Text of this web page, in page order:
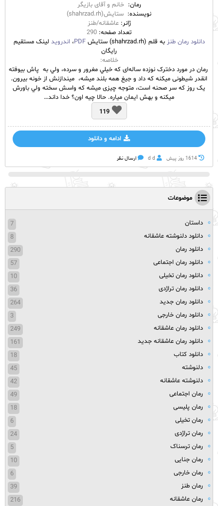
رمان:خانم و آقای بازیگر
نویسنده: ستایش(shahrzad.rh)
ژانر:عاشقانه/طنز
تعداد صفحه: 290
دانلود رمان طنز به قلم (shahrzad.rh) ستایش PDF، اندروید لینک مستقیم
رایگان
خلاصه:
رمان در مورد دخترک نوزده ساله‌ای كه خيلي مغرور و سرده، ولي به پاش بيوفته
انقدر شيطونی ميكنه كه داد و جيغ همه بلند ميشه، ميندازنش از خونه بيرون.
يک روز كه سر صحنه‌ است، متوجه چيزی ميشه كه واسش سخته ولي باورش
ميكنه و بهش ايمان مياره. حالا چيه اون؟ خدا داند…
119
ادامه و دانلود
1614 روز پيش d d ارسال نظر
موضوعات
داستان
7
دانلود دلنوشته عاشقانه
8
دانلود رمان
290
دانلود رمان اجتماعی
57
دانلود رمان تخیلی
10
دانلود رمان تراژدی
36
دانلود رمان جدید
264
دانلود رمان خارجی
3
دانلود رمان عاشقانه
249
دانلود رمان عاشقانه جدید
161
دانلود کتاب
18
دلنوشته
45
دلنوشته عاشقانه
42
رمان اجتماعی
49
رمان پلیسی
18
رمان تخیلی
6
رمان تراژدی
24
رمان ترسناک
5
رمان جنایی
10
رمان خارجی
6
رمان طنز
39
رمان عاشقانه
216